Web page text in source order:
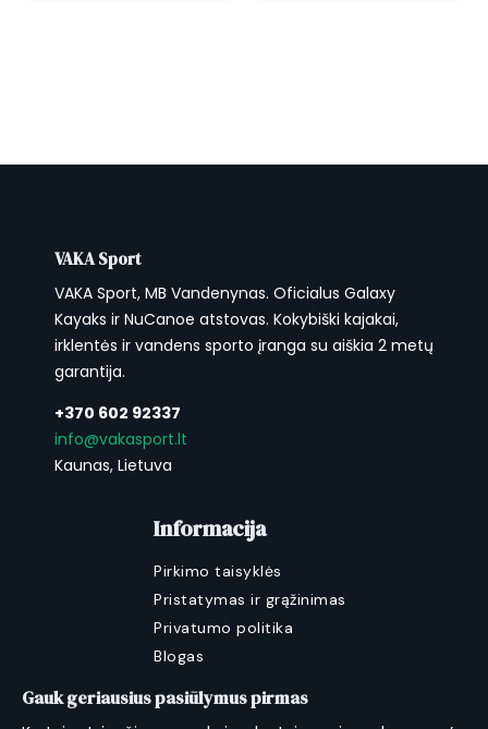
VAKA Sport
VAKA Sport, MB Vandenynas. Oficialus Galaxy
Kayaks ir NuCanoe atstovas. Kokybiški kajakai,
irklentės ir vandens sporto įranga su aiškia 2 metų
garantija.
+370 602 92337
info@vakasport.lt
Kaunas, Lietuva
Informacija
Pirkimo taisyklės
Pristatymas ir grąžinimas
Privatumo politika
Blogas
Gauk geriausius pasiūlymus pirmas